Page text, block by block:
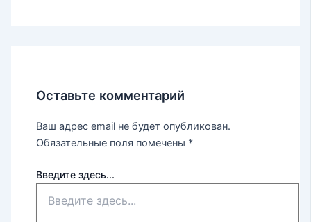
Оставьте комментарий
Ваш адрес email не будет опубликован.
Обязательные поля помечены *
Введите здесь...